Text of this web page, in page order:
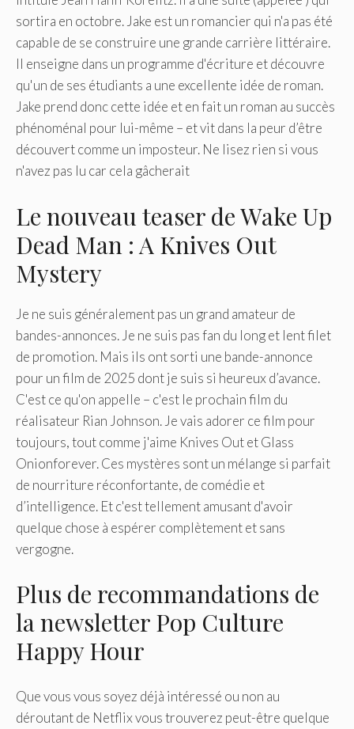
sortira en octobre. Jake est un romancier qui n'a pas été
capable de se construire une grande carrière littéraire.
Il enseigne dans un programme d'écriture et découvre
qu'un de ses étudiants a une excellente idée de roman.
Jake prend donc cette idée et en fait un roman au succès
phénoménal pour lui-même – et vit dans la peur d’être
découvert comme un imposteur. Ne lisez rien si vous
n'avez pas lu car cela gâcherait
Le nouveau teaser de Wake Up
Dead Man : A Knives Out
Mystery
Je ne suis généralement pas un grand amateur de
bandes-annonces. Je ne suis pas fan du long et lent filet
de promotion. Mais ils ont sorti une bande-annonce
pour un film de 2025 dont je suis si heureux d’avance.
C'est ce qu'on appelle – c'est le prochain film du
réalisateur Rian Johnson. Je vais adorer ce film pour
toujours, tout comme j'aime Knives Out et Glass
Onionforever. Ces mystères sont un mélange si parfait
de nourriture réconfortante, de comédie et
d’intelligence. Et c'est tellement amusant d'avoir
quelque chose à espérer complètement et sans
vergogne.
Plus de recommandations de
la newsletter Pop Culture
Happy Hour
Que vous vous soyez déjà intéressé ou non au
déroutant de Netflixvous trouverez peut-être quelque